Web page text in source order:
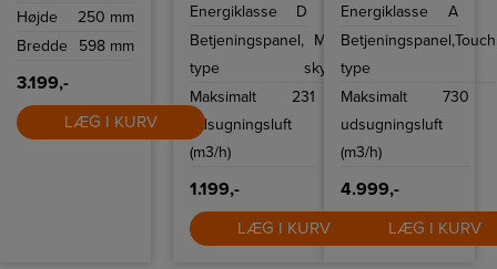
Højde
250 mm
Bredde
598 mm
3.199,-
LÆG I KURV
hastigheder.
Energiklasse
D
Betjeningspanel,
type
Mekanisk
skydeknap
Maksimalt
udsugningsluft
(m3/h)
231
1.199,-
LÆG I KURV
hastigheder plus
forsinkelsestimer.
Energiklasse
A
Betjeningspanel,
type
Touch
Maksimalt
udsugningsluft
(m3/h)
730
4.999,-
LÆG I KURV